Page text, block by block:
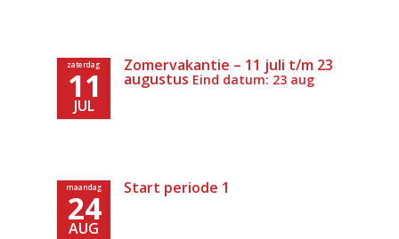
zaterdag
11
JUL
Zomervakantie – 11 juli t/m 23
augustus Eind datum: 23 aug
maandag
24
AUG
Start periode 1